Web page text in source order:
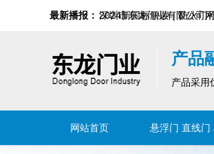
最新播报： 2024新国标解读｜防火门
产品
产品采用
网站首页 悬浮门 直线门